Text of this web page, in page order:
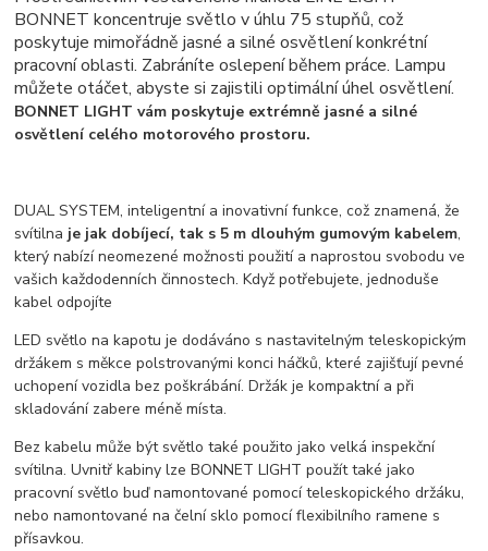
BONNET koncentruje světlo v úhlu 75 stupňů, což
poskytuje mimořádně jasné a silné osvětlení konkrétní
pracovní oblasti. Zabráníte oslepení během práce. Lampu
můžete otáčet, abyste si zajistili optimální úhel osvětlení.
BONNET LIGHT vám poskytuje extrémně jasné a silné
osvětlení celého motorového prostoru.
DUAL SYSTEM, inteligentní a inovativní funkce, což znamená, že
svítilna je jak dobíjecí, tak s 5 m dlouhým gumovým kabelem,
který nabízí neomezené možnosti použití a naprostou svobodu ve
vašich každodenních činnostech. Když potřebujete, jednoduše
kabel odpojíte
LED světlo na kapotu je dodáváno s nastavitelným teleskopickým
držákem s měkce polstrovanými konci háčků, které zajišťují pevné
uchopení vozidla bez poškrábání. Držák je kompaktní a při
skladování zabere méně místa.
Bez kabelu může být světlo také použito jako velká inspekční
svítilna. Uvnitř kabiny lze BONNET LIGHT použít také jako
pracovní světlo buď namontované pomocí teleskopického držáku,
nebo namontované na čelní sklo pomocí flexibilního ramene s
přísavkou.